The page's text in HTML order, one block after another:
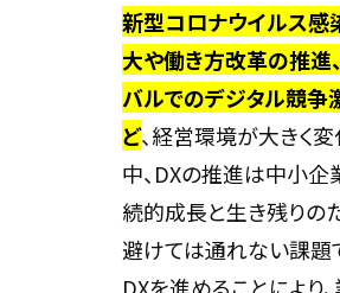
新型コロナウイルス感
大や働き方改革の推進
バルでのデジタル競争
ど、経営環境が大きく変
中、DXの推進は中小企
続的成長と生き残りの
避けては通れない課題
DXを進めることにより